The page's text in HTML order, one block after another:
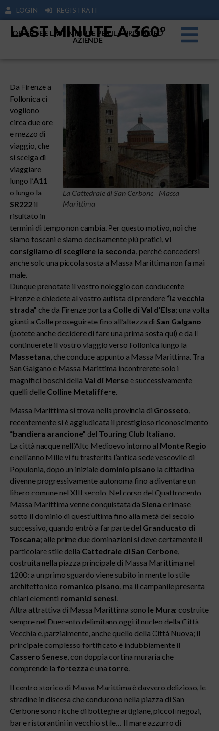
LOGIN REGISTRATI
LAST MINUTE A 360°
OFFERTE E LAST MINUTE PER IL TURISIMO ED
AZIENDE
La Cattedrale di San Cerbone - Massa
Marittima
Da Firenze a
Follonica ci
vogliono
circa due ore
e mezzo di
viaggio, che
si scelga di
viaggiare
lungo l’A11
o lungo la
SR222 il
risultato in
termini di tempo non cambia. Per questo motivo, noi che
siamo toscani e siamo decisamente più pratici,vi
consigliamo di scegliere la seconda, perché concedersi
anche solo una piccola sosta a Massa Marittima non fa mai
male.
Dunque prenotate il vostro noleggio con conducente
Firenze e chiedete al vostro autista di prendere “la vecchia
strada” che da Firenze porta a Colle di Val d’Elsa; una volta
giunti a Colle proseguirete fino all’altezza di San Galgano
(potete anche decidere di fare una prima sosta qui) e da lì
continuerete il vostro viaggio verso Follonica lungo la
Massetana, che conduce appunto a Massa Marittima. Tra
San Galgano e Massa Marittima incontrerete solo i
magnifici boschi della Val di Merse e successivamente
quelli delle Colline Metaliffere.
Massa Marittima si trova nella provincia di Grosseto,
recentemente si è aggiudicata il prestigioso riconoscimento
“bandiera arancione” del Touring Club Italiano.
La città nacque nell’Alto Medioevo intorno al Monte Regio
e nell’anno Mille vi fu trasferita l’antica sede vescovile di
Populonia, dopo un iniziale dominio pisano la cittadina
divenne progressivamente autonoma fino a diventare un
libero comune nel XIII secolo. Nel corso del Quattrocento
Massa Marittima venne conquistata da Siena e rimase
sotto il dominio di quest’ultima fino alla metà del secolo
successivo, quando entrò a far parte del Granducato di
Toscana; alle prime due dominazioni si deve certamente il
particolare stile della Cattedrale di San Cerbone,
costruita nella piazza principale di Massa Marittima nel
1200: a un primo sguardo viene subito in mente lo stile
architettonico romanico pisano, ma il campanile presenta
chiari elementi romanici senesi.
Altra attrattiva di Massa Marittima sono le Mura: costruite
sempre nel Duecento delimitano oggi il nucleo della Città
Vecchia e, parzialmente, anche quello della Città Nuova; il
principale complesso fortificato è indubbiamente il
Cassero Senese, con doppia cortina muraria che
comprende la fortezza e una torre.
Il centro storico di Massa Marittima è davvero delizioso, le
stradine in discesa che conducono nella piazza di San
Cerbone sono ricche di botteghe artigiane, piccoli negozi,
bar e ristorantini in vecchio stile… Il mare azzurro di